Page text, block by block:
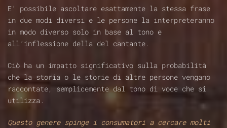
E’ possibile ascoltare esattamente la stessa frase
in due modi diversi e le persone la interpreteranno
in modo diverso solo in base al tono e
all’inflessione della del cantante.
Ciò ha un impatto significativo sulla probabilità
che la storia o le storie di altre persone vengano
raccontate, semplicemente dal tono di voce che si
utilizza.
Questo genere spinge i consumatori a cercare molti